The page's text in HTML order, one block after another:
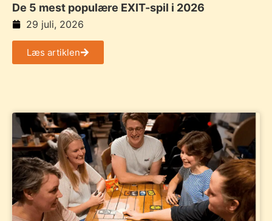
De 5 mest populære EXIT-spil i 2026
29 juli, 2026
Læs artiklen